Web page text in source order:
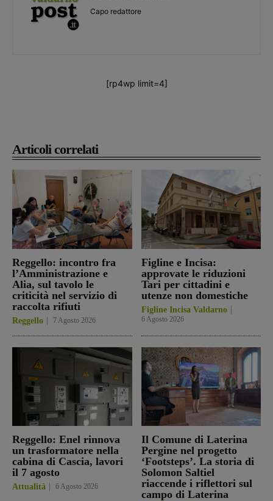
Articoli correlati
Reggello: incontro fra
l’Amministrazione e
Alia, sul tavolo le
criticità nel servizio di
raccolta rifiuti
Reggello 7 Agosto 2026
Figline e Incisa:
approvate le riduzioni
Tari per cittadini e
utenze non domestiche
Figline Incisa Valdarno
6 Agosto 2026
Reggello: Enel rinnova
un trasformatore nella
cabina di Cascia, lavori
il 7 agosto
Attualità 6 Agosto 2026
Il Comune di Laterina
Pergine nel progetto
‘Footsteps’. La storia di
Solomon Saltiel
riaccende i riflettori sul
campo di Laterina
Capo redattore
[rp4wp limit=4]